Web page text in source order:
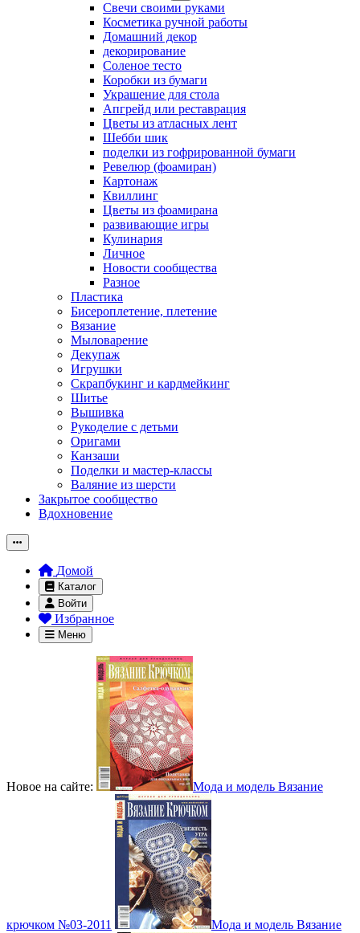
Свечи своими руками
Косметика ручной работы
Домашний декор
декорирование
Соленое тесто
Коробки из бумаги
Украшение для стола
Апгрейд или реставрация
Цветы из атласных лент
Шебби шик
поделки из гофрированной бумаги
Ревелюр (фоамиран)
Картонаж
Квиллинг
Цветы из фоамирана
развивающие игры
Кулинария
Личное
Новости сообщества
Разное
Пластика
Бисероплетение, плетение
Вязание
Мыловарение
Декупаж
Игрушки
Скрапбукинг и кардмейкинг
Шитье
Вышивка
Рукоделие с детьми
Оригами
Канзаши
Поделки и мастер-классы
Валяние из шерсти
Закрытое сообщество
Вдохновение
Домой
Каталог
Войти
Избранное
Меню
Новое на сайте: Мода и модель Вязание
крючком №03-2011 Мода и модель Вязание